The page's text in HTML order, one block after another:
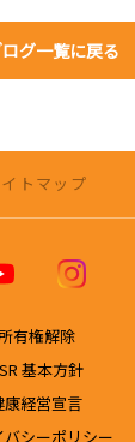
グ一覧に戻る
トマップ
ムページ
有権解除
基本方針
康経営宣言
バシーポリシー